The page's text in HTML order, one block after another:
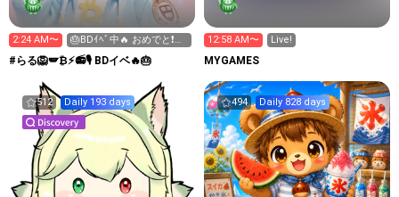
2:24 AM〜
🎂BDｲﾍﾞ中🔥 おめでと❗️ア
イテム集め 応援を
#らる🦁🪽₿⚡️📻🎙️ BDイベ🔥🎂
12:58 AM〜 Live!
MYGAMES
512 Daily 193 days 494 Daily 828 days